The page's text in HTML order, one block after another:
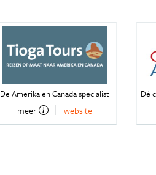
De Amerika en Canada specialist
meer website
Dé